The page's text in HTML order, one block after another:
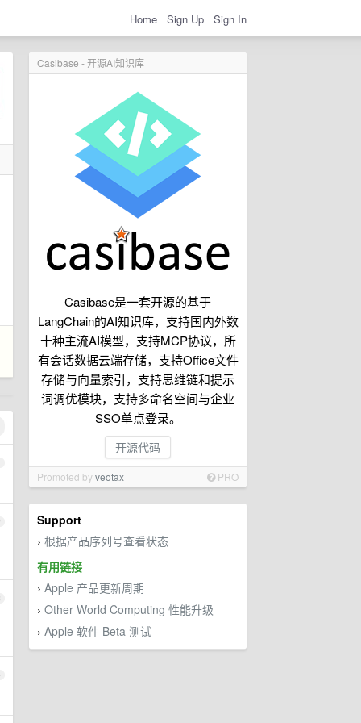
Home Sign Up Sign In
Casibase - 开源AI知识库
Casibase是一套开源的基于
LangChain的AI知识库，支持国内外数
十种主流AI模型，支持MCP协议，所
有会话数据云端存储，支持Office文件
存储与向量索引，支持思维链和提示
词调优模块，支持多命名空间与企业
SSO单点登录。
开源代码
Promoted byveotax PRO
Support
› 根据产品序列号查看状态
有用链接
› Apple 产品更新周期
› Other World Computing 性能升级
› Apple 软件 Beta 测试